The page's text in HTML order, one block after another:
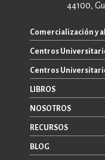
44100,
Comercialización y
+52 33 3640 6326
+52 33 3640 4595
WhatsApp: +52 33
Centros
CUAAD
CUCEA
CUCBA
CUCEI
CUCSH
Centros
CUALTOS
CUCHAPALA
CUCOSTA
CUCSUR
LIBROS
TODOS LOS LIBROS
E-BOOKS
CATÁLOGOS
NOSOTROS
SOBRE NOSOTROS
CONTACTO
RECURSOS
PROMOCIONALES
BLOG